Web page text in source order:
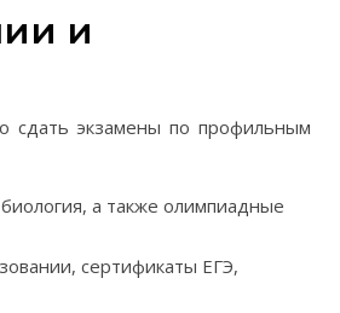
и
сдать экзамены по профильным
а также олимпиадные
сертификаты ЕГЭ,